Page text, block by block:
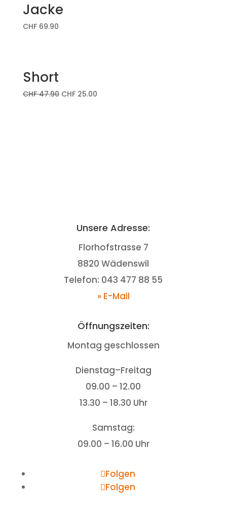
Jacke
CHF69.90
Short
CHF47.90 CHF25.00
Unsere Adresse:
Florhofstrasse 7
8820 Wädenswil
Telefon: 043 477 88 55
» E-Mail
Öffnungszeiten:
Montag geschlossen
Dienstag–Freitag
09.00 – 12.00
13.30 – 18.30 Uhr
Samstag:
09.00 – 16.00 Uhr
Folgen
Folgen